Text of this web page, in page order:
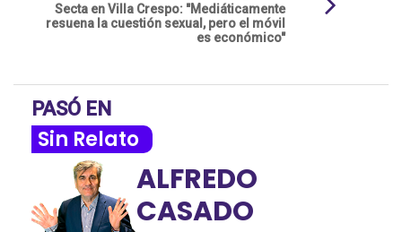
Secta en Villa Crespo: "Mediáticamente
resuena la cuestión sexual, pero el móvil
es económico"
PASÓ EN
Sin Relato
ALFREDO
CASADO